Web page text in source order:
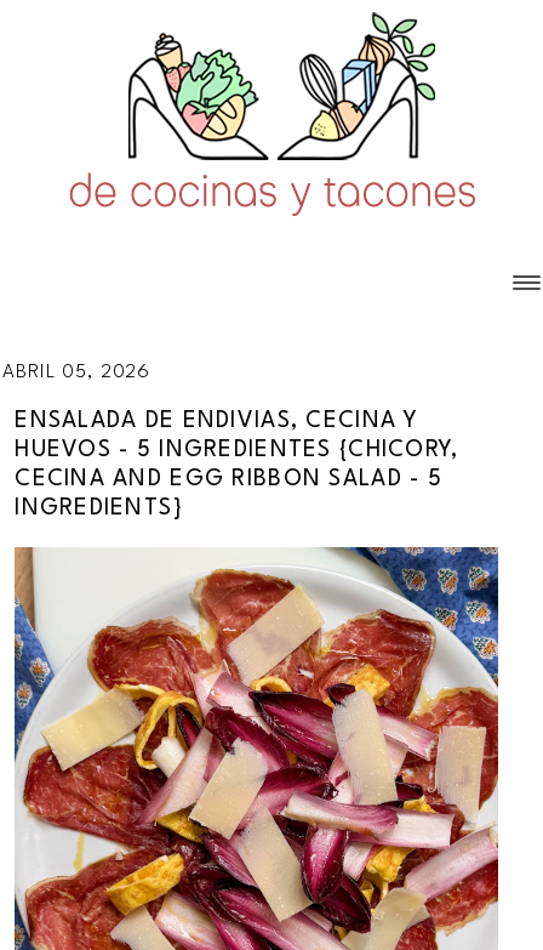
ABRIL 05, 2026
ENSALADA DE ENDIVIAS, CECINA Y
HUEVOS - 5 INGREDIENTES {CHICORY,
CECINA AND EGG RIBBON SALAD - 5
INGREDIENTS}